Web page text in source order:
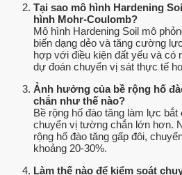
Tại sao mô hình Hardening
hình Mohr-Coulomb?
Mô hình Hardening Soil mô
biến dạng dẻo và tăng cường
hợp với điều kiện đất yếu và
dự đoán chuyển vị sát thực tế
Ảnh hưởng của bề rộng hố
chắn như thế nào?
Bề rộng hố đào tăng làm lực bắt
chuyển vị tường chắn lớn hơn.
rộng hố đào tăng gấp đôi,
khoảng 20-30%.
Làm thế nào để kiểm soát